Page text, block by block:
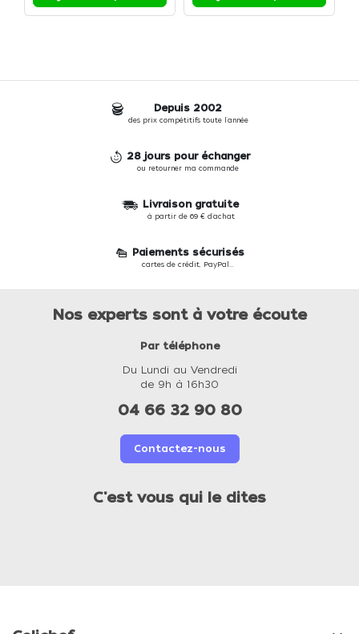
Depuis 2002
des prix compétitifs toute l'année
28 jours pour échanger
ou retourner ma commande
Livraison gratuite
à partir de 69 € d'achat
Paiements sécurisés
cartes de crédit, PayPal...
Nos experts sont à votre écoute
Par téléphone
Du Lundi au Vendredi
de 9h à 16h30
04 66 32 90 80
Contactez-nous
C'est vous qui le dites